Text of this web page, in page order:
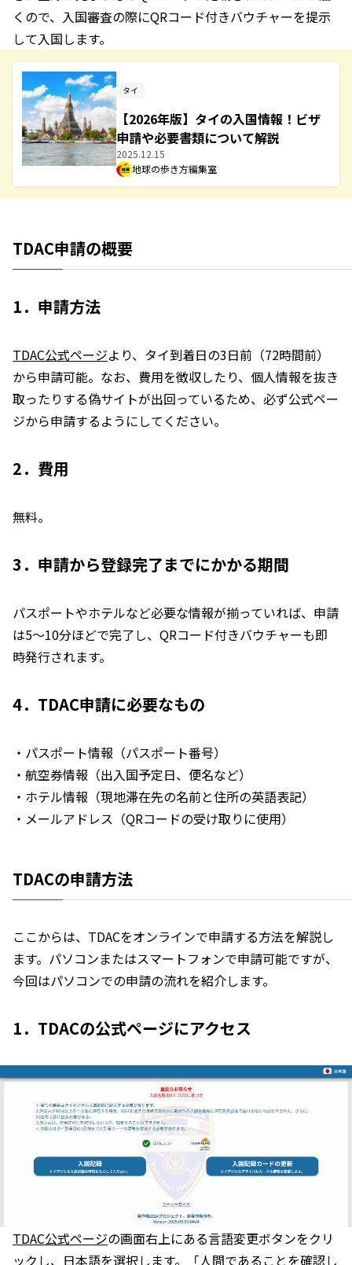
くので、入国審査の際にQRコード付きバウチャーを提示
して入国します。
タイ
【2026年版】タイの入国情報！ビザ
申請や必要書類について解説
2025.12.15
地球の歩き方編集室
TDAC申請の概要
1．申請方法
TDAC公式ページより、タイ到着日の3日前（72時間前）
から申請可能。なお、費用を徴収したり、個人情報を抜き
取ったりする偽サイトが出回っているため、必ず公式ペー
ジから申請するようにしてください。
2．費用
無料。
3．申請から登録完了までにかかる期間
パスポートやホテルなど必要な情報が揃っていれば、申請
は5～10分ほどで完了し、QRコード付きバウチャーも即
時発行されます。
4．TDAC申請に必要なもの
・パスポート情報（パスポート番号）
・航空券情報（出入国予定日、便名など）
・ホテル情報（現地滞在先の名前と住所の英語表記）
・メールアドレス（QRコードの受け取りに使用）
TDACの申請方法
ここからは、TDACをオンラインで申請する方法を解説し
ます。パソコンまたはスマートフォンで申請可能ですが、
今回はパソコンでの申請の流れを紹介します。
1．TDACの公式ページにアクセス
TDAC公式ページの画面右上にある言語変更ボタンをクリ
ックし、日本語を選択します。「人間であることを確認し